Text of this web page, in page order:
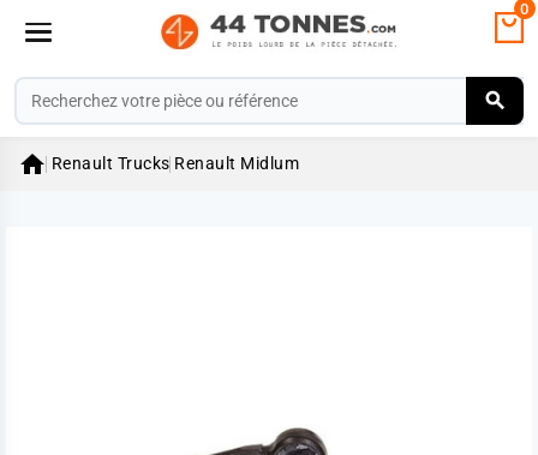
0
 Renault Trucks Renault Midlum